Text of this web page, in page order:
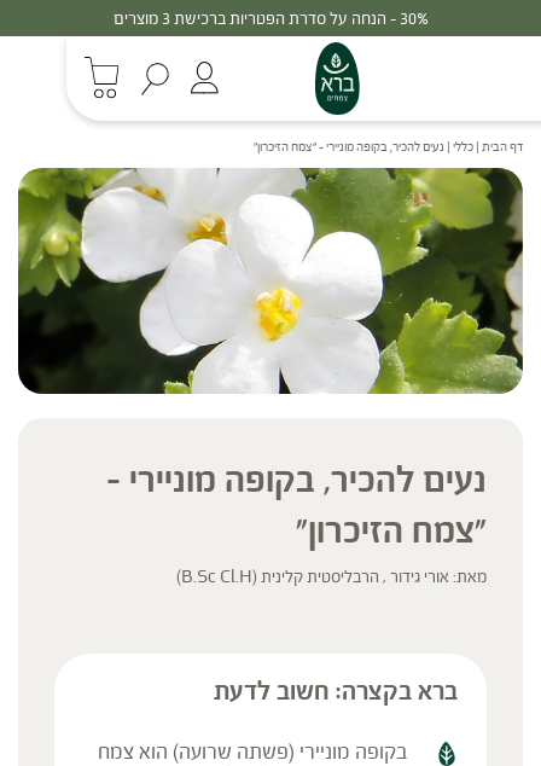
30% - הנחה על סדרת הפטריות ברכישת 3 מוצרים
דף הבית | כללי | נעים להכיר, בקופה מוניירי – "צמח הזיכרון"
נעים להכיר, בקופה מוניירי –
"צמח הזיכרון"
מאת: אורי גידור , הרבליסטית קלינית (B.Sc Cl.H)
ברא בקצרה: חשוב לדעת
בקופה מוניירי (פשתה שרועה) הוא צמח